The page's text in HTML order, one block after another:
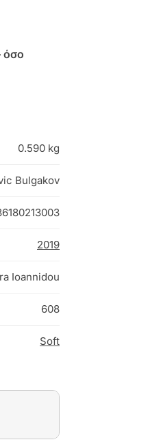
όσο
0.590 kg
Bulgakov
2019
Ioannidou
608
Soft